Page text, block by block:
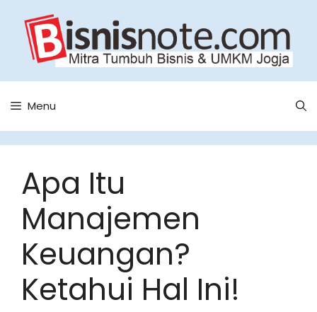
content
Menu
Apa Itu
Manajemen
Keuangan?
Ketahui Hal Ini!